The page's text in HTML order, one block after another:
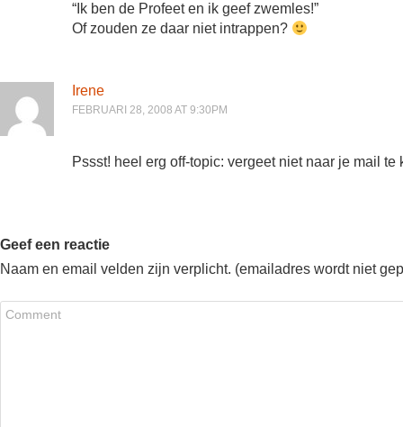
“Ik ben de Profeet en ik geef zwemles!”
Of zouden ze daar niet intrappen?
Irene
FEBRUARI 28, 2008 AT 9:30PM
Pssst! heel erg off-topic: vergeet niet naar je mail
Geef een reactie
Naam en email velden zijn verplicht. (emailadres wordt niet